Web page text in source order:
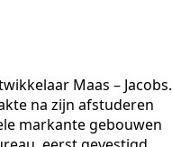
Maas – Jacobs.
na zijn afstuderen
markante gebouwen